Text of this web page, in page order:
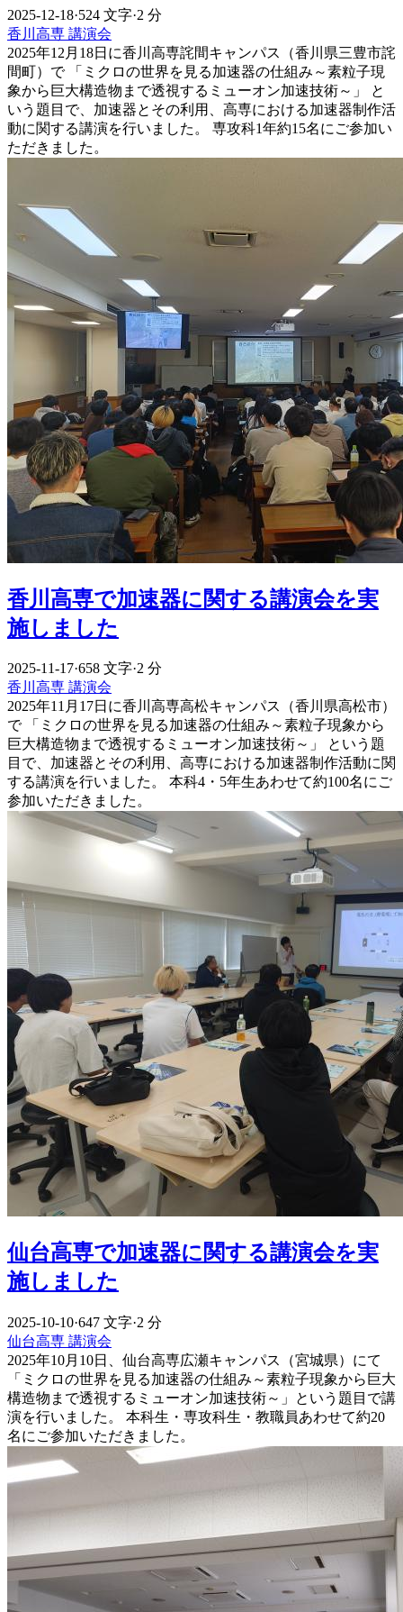
2025-12-18·524 文字·2 分
香川高専 講演会
2025年12月18日に香川高専詫間キャンパス（香川県三豊市詫
間町）で 「ミクロの世界を見る加速器の仕組み～素粒子現
象から巨大構造物まで透視するミューオン加速技術～」 と
いう題目で、加速器とその利用、高専における加速器制作活
動に関する講演を行いました。 専攻科1年約15名にご参加い
ただきました。
香川高専で加速器に関する講演会を実
施しました
2025-11-17·658 文字·2 分
香川高専 講演会
2025年11月17日に香川高専高松キャンパス（香川県高松市）
で 「ミクロの世界を見る加速器の仕組み～素粒子現象から
巨大構造物まで透視するミューオン加速技術～」 という題
目で、加速器とその利用、高専における加速器制作活動に関
する講演を行いました。 本科4・5年生あわせて約100名にご
参加いただきました。
仙台高専で加速器に関する講演会を実
施しました
2025-10-10·647 文字·2 分
仙台高専 講演会
2025年10月10日、仙台高専広瀬キャンパス（宮城県）にて
「ミクロの世界を見る加速器の仕組み～素粒子現象から巨大
構造物まで透視するミューオン加速技術～」という題目で講
演を行いました。 本科生・専攻科生・教職員あわせて約20
名にご参加いただきました。